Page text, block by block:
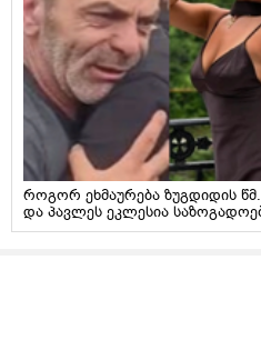
როგორ ეხმაურება ზუგდიდის
და პავლეს ეკლესია